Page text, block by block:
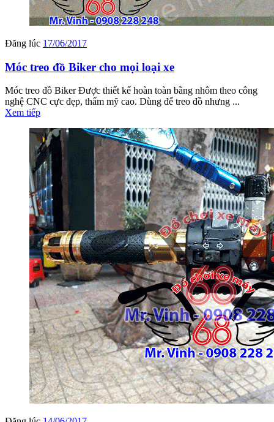
Đăng lúc 17/06/2017
Móc treo đồ Biker cho mọi loại xe
Móc treo đồ Biker Được thiết kế hoàn toàn bằng nhôm theo công
nghệ CNC cực đẹp, thẩm mỹ cao. Dùng để treo đồ nhưng ...
Xem tiếp